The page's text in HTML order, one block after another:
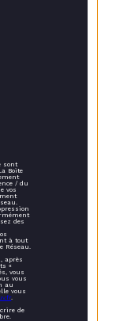
sont
Boite
/ du
vos
des
à tout
Réseau.
après
«
vous
vous
au
vous
.
de